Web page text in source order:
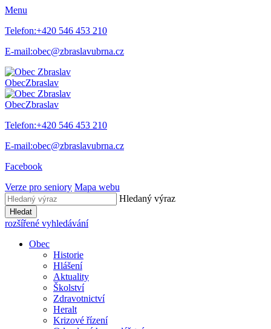
Menu
Telefon:+420 546 453 210
E-mail:obec@zbraslavubrna.cz
ObecZbraslav
ObecZbraslav
Telefon:+420 546 453 210
E-mail:obec@zbraslavubrna.cz
Facebook
Verze pro seniory Mapa webu
Hledaný výraz
Hledat
rozšířené vyhledávání
Obec
Historie
Hlášení
Aktuality
Školství
Zdravotnictví
Heralt
Krizové řízení